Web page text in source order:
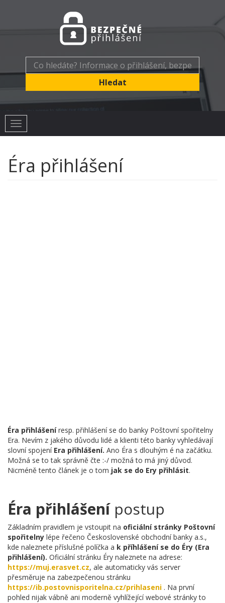
Toggle
navigation
Éra přihlášení
Éra přihlášeníresp. přihlášení se do banky Poštovní spořitelny
Era. Nevím z jakého důvodu lidé a klienti této banky vyhledávají
slovní spojení Era přihlášení. Ano Éra s dlouhým é na začátku.
Možná se to tak správně čte :-/ možná to má jiný důvod.
Nicméně tento článek je o tom jak se do Ery přihlásit.
Éra přihlášenípostup
Základním pravidlem je vstoupit na oficiální stránky Poštovní
spořitelny lépe řečeno Československé obchodní banky a.s.,
kde naleznete příslušné políčka a k příhlášení se do Éry (Era
přihlášení). Oficiální stránku Éry naleznete na adrese:
https://muj.erasvet.cz, ale automaticky vás server
přesměruje na zabezpečenou stránku
https://ib.postovnisporitelna.cz/prihlaseni . Na první
pohled nijak vábně ani moderně vyhlížející webové stránky to